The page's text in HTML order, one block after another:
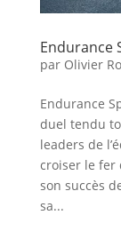
Endurance
par Olivier
Endurance
duel tendu
leaders de
croiser le fer
son succès
sa...